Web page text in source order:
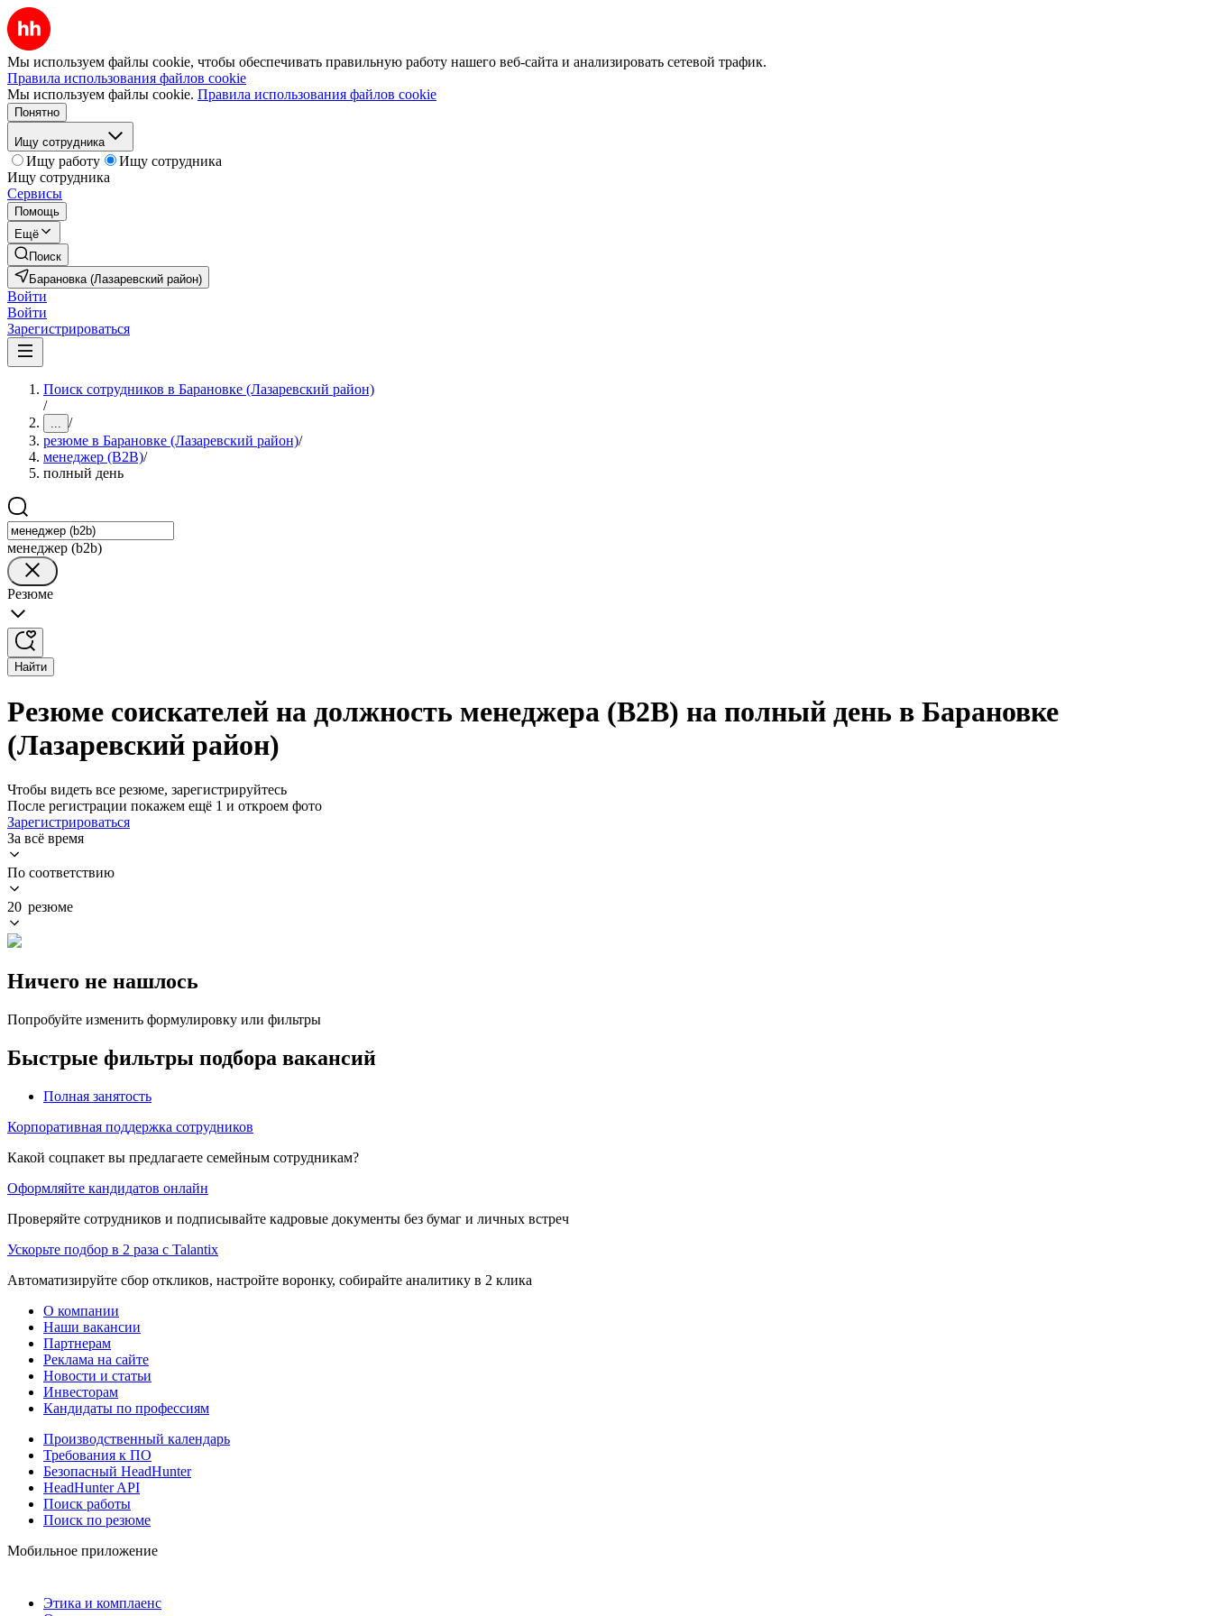
Мы используем файлы cookie, чтобы обеспечивать правильную работу нашего веб-сайта и анализировать сетевой трафик.
Правила использования файлов cookie
Мы используем файлы cookie. Правила использования файлов cookie
Понятно
Ищу сотрудника
Ищу работу
Ищу сотрудника
Ищу сотрудника
Сервисы
Помощь
Ещё
Поиск
Барановка (Лазаревский район)
Войти
Войти
Зарегистрироваться
Поиск сотрудников в Барановке (Лазаревский район)
/
... /
резюме в Барановке (Лазаревский район)/
менеджер (B2B)/
полный день
менеджер (b2b)
Резюме
Найти
Резюме соискателей на должность менеджера (B2B) на полный день в Барановке
(Лазаревский район)
Чтобы видеть все резюме, зарегистрируйтесь
После регистрации покажем ещё 1 и откроем фото
Зарегистрироваться
За всё время
По соответствию
20 резюме
Ничего не нашлось
Попробуйте изменить формулировку или фильтры
Быстрые фильтры подбора вакансий
Полная занятость
Корпоративная поддержка сотрудников
Какой соцпакет вы предлагаете семейным сотрудникам?
Оформляйте кандидатов онлайн
Проверяйте сотрудников и подписывайте кадровые документы без бумаг и личных встреч
Ускорьте подбор в 2 раза с Talantix
Автоматизируйте сбор откликов, настройте воронку, собирайте аналитику в 2 клика
О компании
Наши вакансии
Партнерам
Реклама на сайте
Новости и статьи
Инвесторам
Кандидаты по профессиям
Производственный календарь
Требования к ПО
Безопасный HeadHunter
HeadHunter API
Поиск работы
Поиск по резюме
Мобильное приложение
Этика и комплаенс